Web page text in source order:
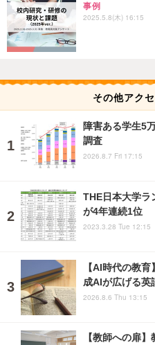
事例
2025.5.8(木) 16:15
その他アク
障害ある学生5
調査
2026.8.7 Fri 17:15
THE日本大学
が4年連続1位
2023.3.28 Tue 12:15
【AI時代の教
成AIが広げる英
2026.8.6 Thu 13:15
【教師への扉